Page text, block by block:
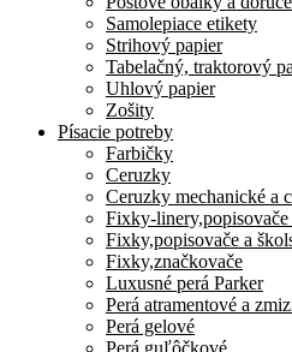
Samolepiace etikety
Strihový papier
Tabelačný, traktorový
Uhlový papier
Zošity
Písacie potreby
Farbičky
Ceruzky
Ceruzky mechanické a
Fixky-
Fixky,popisovače a
Fixky,značkovače
Luxusné perá Parker
Perá atramentové a
Perá gelové
Perá guľôčkové